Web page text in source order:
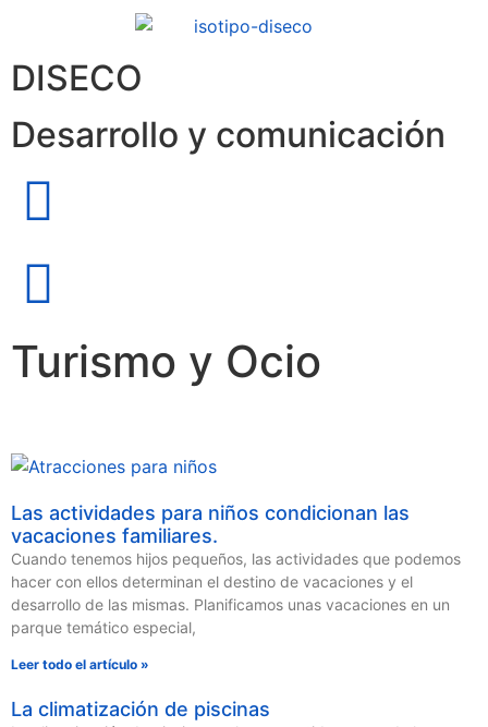
DISECO
Desarrollo y comunicación
Turismo y Ocio
Las actividades para niños condicionan las
vacaciones familiares.
Cuando tenemos hijos pequeños, las actividades que podemos
hacer con ellos determinan el destino de vacaciones y el
desarrollo de las mismas. Planificamos unas vacaciones en un
parque temático especial,
Leer todo el artículo »
La climatización de piscinas